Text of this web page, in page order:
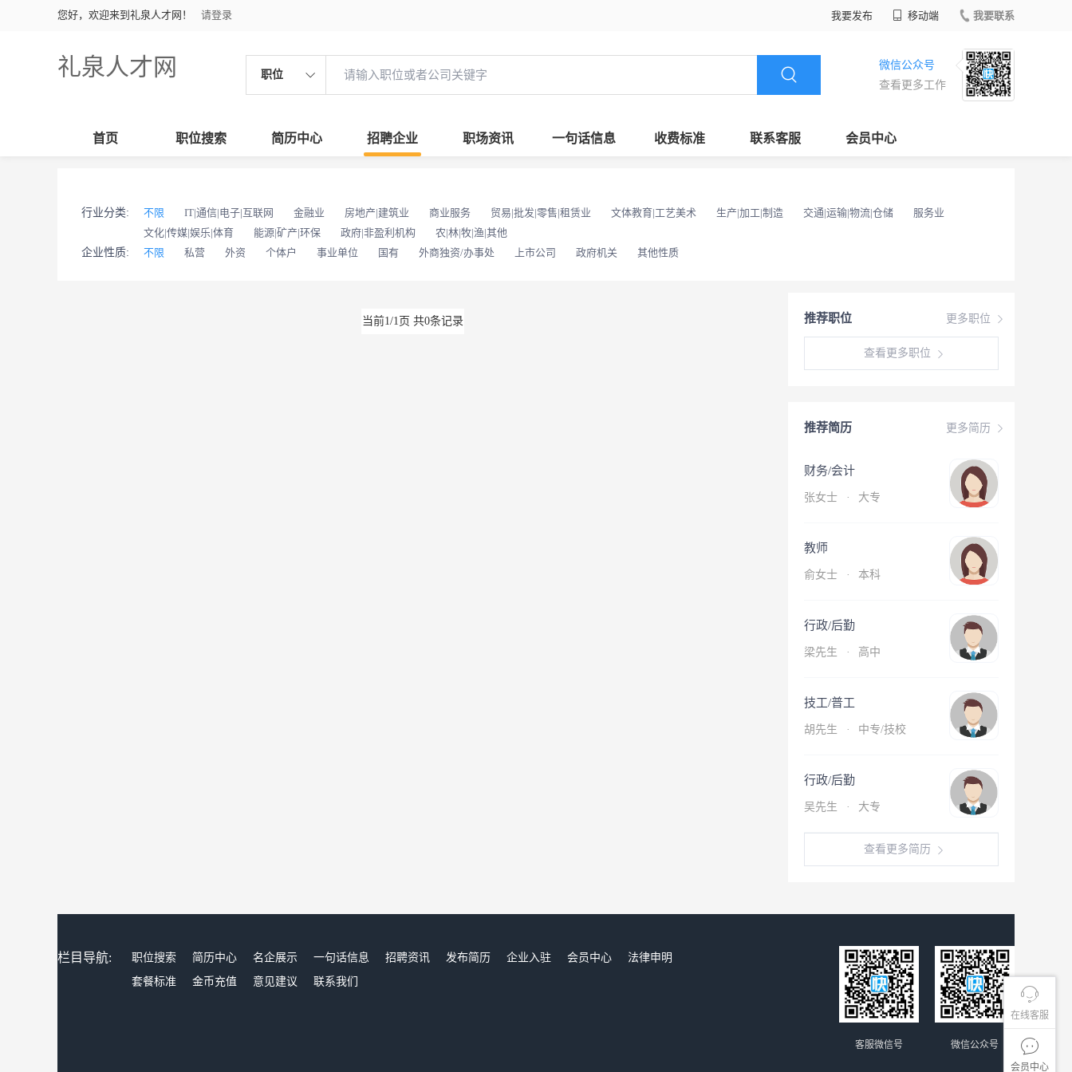
您好，欢迎来到礼泉人才网！ 请登录 我要发布 移动端 我要联系
礼泉人才网 职位
微信公众号
查看更多工作
首页 职位搜索 简历中心 招聘企业 职场资讯 一句话信息 收费标准 联系客服 会员中心
在线客服
会员中心
行业分类: 不限 IT|通信|电子|互联网 金融业 房地产|建筑业 商业服务 贸易|批发|零售|租赁业 文体教育|工艺美术 生产|加工|制造 交通|运输|物流|仓储
服务业
文化|传媒|娱乐|体育
能源|矿产|环保 政府|非盈利机构
农|林|牧|渔|其他
企业性质:
不限 私营 外资 个体户 事业单位 国有 外商独资/办事处 上市公司 政府机关 其他性质
更多职位
推荐职位
查看更多职位
更多简历
推荐简历
财务/会计
张女士 · 大专
教师
俞女士 · 本科
行政/后勤
梁先生 · 高中
技工/普工
胡先生 · 中专/技校
行政/后勤
吴先生 · 大专
查看更多简历
当前1/1页 共0条记录
栏目导航: 职位搜索 简历中心 名企展示 一句话信息 招聘资讯 发布简历 企业入驻 会员中心
法律申明
套餐标准
金币充值 意见建议 联系我们
微信公众号
客服微信号